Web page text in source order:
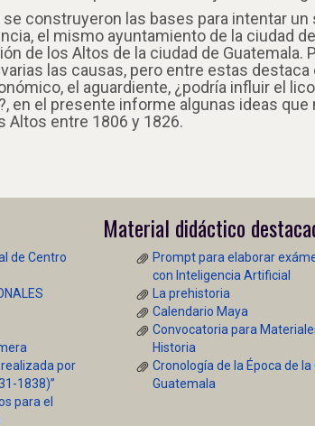
construyeron las bases para intentar
el mismo ayuntamiento de la ciudad
de los Altos de la ciudad de Guatemala.
las causas, pero entre estas
el aguardiente, ¿podría influir el
en el presente informe algunas ideas
Altos entre 1806 y 1826.
de Centro
por
1838)”
para el
Material didáctico
Prompt para elaborar
con Inteligencia Artificial
La prehistoria
Calendario Maya
Convocatoria para
Historia
Cronología de la Época de
Guatemala